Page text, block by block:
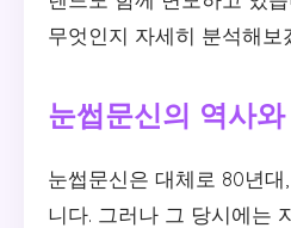
무엇인지 자세히 분석해보
눈썹문신의 역사
눈썹문신은 대체로 80년
니다. 그러나 그 당시에는